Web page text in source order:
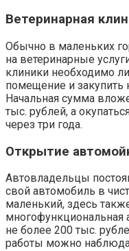
Ветеринарная
Обычно в маленьких
на ветеринарные
клиники необходимо
помещение и
Начальная сумма
тыс. рублей, а
через три года.
Открытие
Автовладельцы
свой автомобиль в
маленький, здесь
многофункциональная
не более 200 тыс.
работы можно